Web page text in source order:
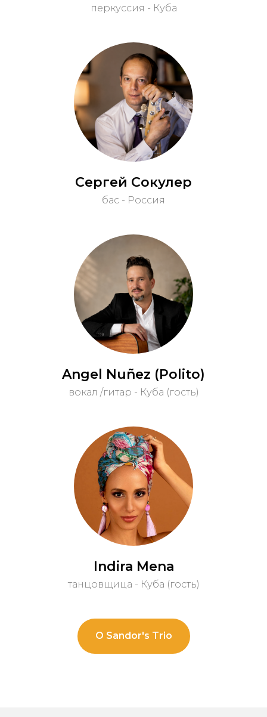
перкуссия - Куба
Сергей Сокулер
бас - Россия
Angel Nuñez (Polito)
вокал /гитар - Куба (гость)
Indira Mena
танцовщица - Куба (гость)
О Sandor's Trio